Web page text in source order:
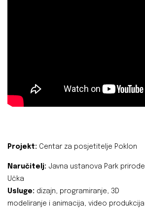
Projekt: Centar za posjetitelje Poklon
Naručitelj: Javna ustanova Park prirode
Učka
Usluge: dizajn, programiranje, 3D
modeliranje i animacija, video produkcija